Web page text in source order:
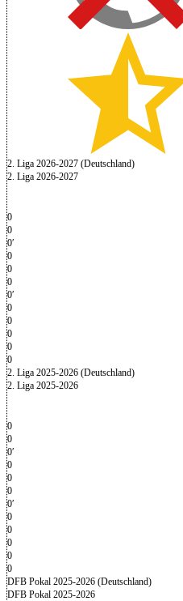
2. Liga 2026-2027 (Deutschland)
2. Liga 2026-2027
0
0
0′
0
0
0
0′
0
0
0
0
0
2. Liga 2025-2026 (Deutschland)
2. Liga 2025-2026
0
0
0′
0
0
0
0′
0
0
0
0
0
DFB Pokal 2025-2026 (Deutschland)
DFB Pokal 2025-2026